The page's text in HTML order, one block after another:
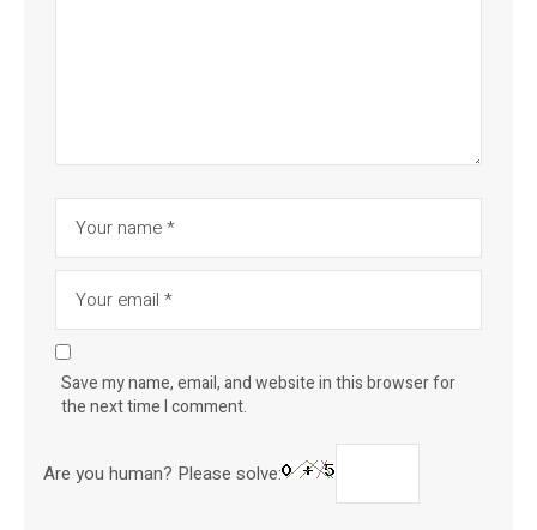
Save my name, email, and website in this browser for
the next time I comment.
Are you human? Please solve: